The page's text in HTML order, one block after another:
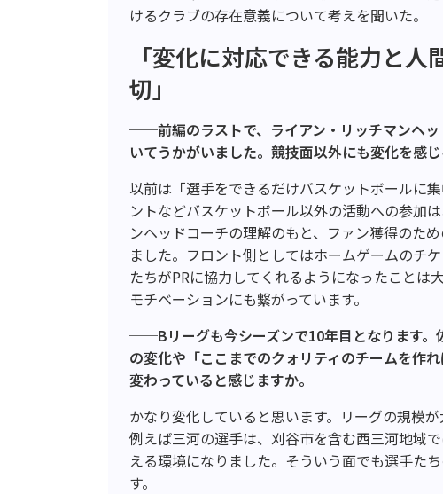
けるクラブの存在意義について考えを聞いた。
「変化に対応できる能力と
切」
──前編のラストで、ライアン・リッチマンヘ
いてうかがいました。競技面以外にも変化を感
以前は「選手をできるだけバスケットボールに
ントなどバスケットボール以外の活動への参加
ンヘッドコーチの理解のもと、ファン獲得のた
ました。フロント側としてはホームゲームのチ
たちがPRに協力してくれるようになったことは
モチベーションにも繋がっています。
──Bリーグも今シーズンで10年目となります。
の変化や「ここまでのクォリティのチームを作
変わっていると感じますか。
かなり変化していると思います。リーグの規模
例えば三河の選手は、刈谷市を含む西三河地域
える環境になりました。そういう面でも選手た
す。